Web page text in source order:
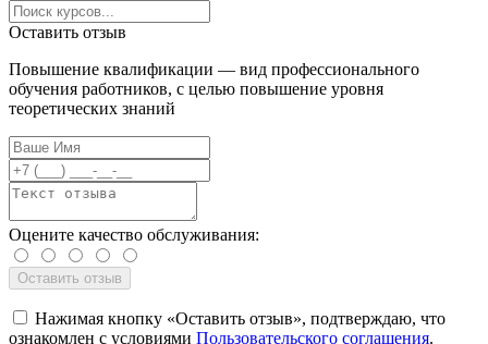
Оставить отзыв
Повышение квалификации — вид профессионального
обучения работников, с целью повышение уровня
теоретических знаний
Оцените качество обслуживания:
Нажимая кнопку «Оставить отзыв», подтверждаю, что
ознакомлен с условиями Пользовательского соглашения.